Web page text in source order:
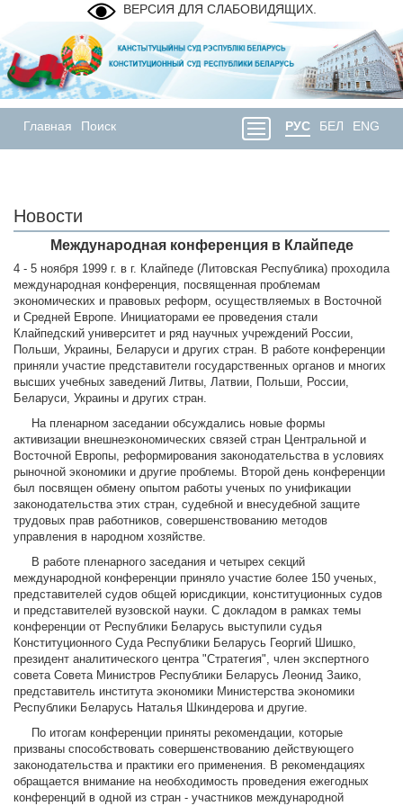
ВЕРСИЯ ДЛЯ СЛАБОВИДЯЩИХ.
Главная Поиск РУС БЕЛ ENG
Новости
Международная конференция в Клайпеде
4 - 5 ноября 1999 г. в г. Клайпеде (Литовская Республика) проходила
международная конференция, посвященная проблемам
экономических и правовых реформ, осуществляемых в Восточной
и Средней Европе. Инициаторами ее проведения стали
Клайпедский университет и ряд научных учреждений России,
Польши, Украины, Беларуси и других стран. В работе конференции
приняли участие представители государственных органов и многих
высших учебных заведений Литвы, Латвии, Польши, России,
Беларуси, Украины и других стран.
На пленарном заседании обсуждались новые формы
активизации внешнеэкономических связей стран Центральной и
Восточной Европы, реформирования законодательства в условиях
рыночной экономики и другие проблемы. Второй день конференции
был посвящен обмену опытом работы ученых по унификации
законодательства этих стран, судебной и внесудебной защите
трудовых прав работников, совершенствованию методов
управления в народном хозяйстве.
В работе пленарного заседания и четырех секций
международной конференции приняло участие более 150 ученых,
представителей судов общей юрисдикции, конституционных судов
и представителей вузовской науки. С докладом в рамках темы
конференции от Республики Беларусь выступили судья
Конституционного Суда Республики Беларусь Георгий Шишко,
президент аналитического центра "Стратегия", член экспертного
совета Совета Министров Республики Беларусь Леонид Заико,
представитель института экономики Министерства экономики
Республики Беларусь Наталья Шкиндерова и другие.
По итогам конференции приняты рекомендации, которые
призваны способствовать совершенствованию действующего
законодательства и практики его применения. В рекомендациях
обращается внимание на необходимость проведения ежегодных
конференций в одной из стран - участников международной